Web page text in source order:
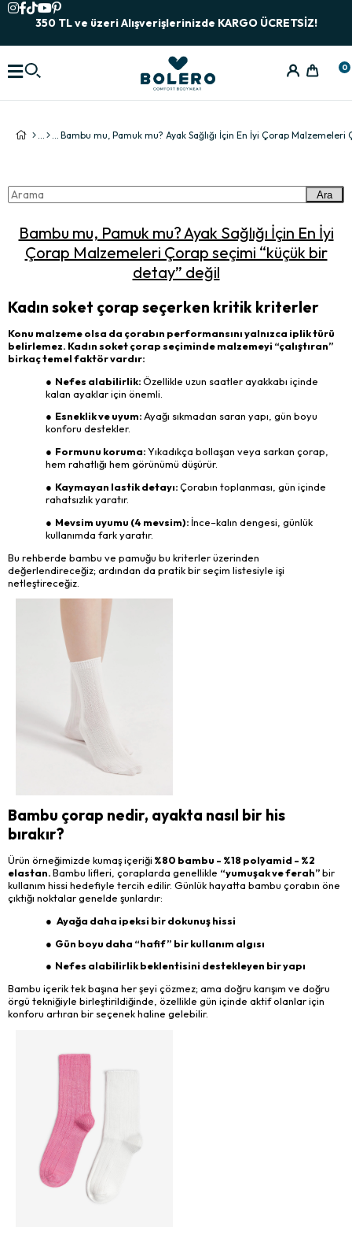
350 TL ve üzeri Alışverişlerinizde KARGO ÜCRETSİZ!
0
Ara
Bambu mu, Pamuk mu? Ayak Sağlığı İçin En İyi
Çorap Malzemeleri Çorap seçimi “küçük bir
detay” değil
Kadın soket çorap seçerken kritik kriterler
Konu malzeme olsa da çorabın performansını yalnızca iplik türü
belirlemez. Kadın soket çorap seçiminde malzemeyi “çalıştıran”
birkaç temel faktör vardır:
● Nefes alabilirlik:Özellikle uzun saatler ayakkabı içinde
kalan ayaklar için önemli.
● Esneklik ve uyum:Ayağı sıkmadan saran yapı, gün boyu
konforu destekler.
● Formunu koruma:Yıkadıkça bollaşan veya sarkan çorap,
hem rahatlığı hem görünümü düşürür.
● Kaymayan lastik detayı:Çorabın toplanması, gün içinde
rahatsızlık yaratır.
● Mevsim uyumu (4 mevsim): İnce–kalın dengesi, günlük
kullanımda fark yaratır.
Bu rehberde bambu ve pamuğu bu kriterler üzerinden
değerlendireceğiz; ardından da pratik bir seçim listesiyle işi
netleştireceğiz.
Bambu çorap nedir, ayakta nasıl bir his
bırakır?
Ürün örneğimizde kumaş içeriği %80 bambu - %18 polyamid - %2
elastan.Bambu lifleri, çoraplarda genellikle “yumuşak ve ferah”bir
kullanım hissi hedefiyle tercih edilir. Günlük hayatta bambu çorabın öne
çıktığı noktalar genelde şunlardır:
● Ayağa daha ipeksi bir dokunuş hissi
● Gün boyu daha “hafif” bir kullanım algısı
● Nefes alabilirlik beklentisini destekleyen bir yapı
Bambu içerik tek başına her şeyi çözmez; ama doğru karışım ve doğru
örgü tekniğiyle birleştirildiğinde, özellikle gün içinde aktif olanlar için
konforu artıran bir seçenek haline gelebilir.